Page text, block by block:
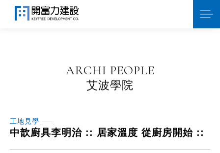
ARCHI PEOPLE
艾波學院
工地見學
中歆廚具李明治 :: 居家溫度 從廚房開始 ::